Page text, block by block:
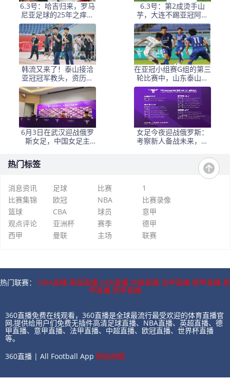
6.3号：哈吉归来，罗马
尼亚足球的25年之痒能
解么？
6.3号：第2成烫手山
芋，大连不踢亚冠阿奇
+马莱莱没必要换练好新
星更重要
韩流又来了！泰山接洽
亚冠冠军教头，资历与
名气全面压过徐正源
在亚冠小组赛G组的第三
轮比赛中，山东泰山客
场挑战韩国球队仁
6月3日在武汉迎战俄罗
斯女足，中国女足主
女足今夜迎战俄罗斯：
考察新人备战未来，古
热门标签
消息资讯 足球 比赛
1
比赛集锦
欧冠 NBA
比赛录像
篮球
CBA 球员
意甲
观点评论
亚洲杯 赛季
德甲
西甲
曼联 主场 联赛
热门联赛： NBA直播 英超直播 CBA直播 中超直播 法甲直播 德甲直播 意
甲直播 西甲直播
360直播免费在线观看，360直播是全球最流行最受欢迎的体育直播官
网,提供给用户们免费无插件高清足球直播、NBA直播、英超直播、德
甲直播、意甲直播、法甲直播、中超直播、欧冠直播、世界杯直播
等。
360直播 | All Football App 网站地图